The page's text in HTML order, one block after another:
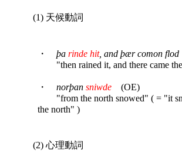
(1) 天候動詞
・ þa rinde hit, and þær comon flod
"then rained it, and there came
・ norþan sniwde (OE)
"from the north snowed" ( = "it
the north" )
(2) 心理動詞